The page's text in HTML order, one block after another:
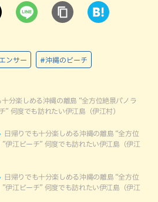
ンサー #沖縄のビーチ
十分楽しめる沖縄の離島 “全方位絶景パノラ
” 何度でも訪れたい伊江島（伊江村）
日帰りでも十分楽しめる沖縄の離島 “全方位
伊江ビーチ” 何度でも訪れたい伊江島（伊江
日帰りでも十分楽しめる沖縄の離島 “全方位
伊江ビーチ” 何度でも訪れたい伊江島（伊江